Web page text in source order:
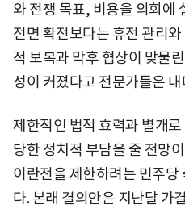
와 전쟁 목표, 비용을 의회에
전면 확전보다는 휴전 관리
적 보복과 막후 협상이 맞물
성이 커졌다고 전문가들은
제한적인 법적 효력과 별개
당한 정치적 부담을 줄 전망
이란전을 제한하려는 민주당
다. 본래 결의안은 지난달 가